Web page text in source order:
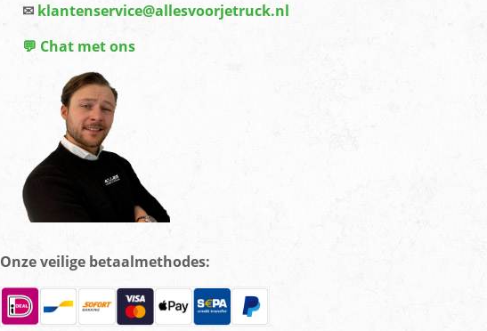
✉ klantenservice@allesvoorjetruck.nl
💬 Chat met ons
Onze veilige betaalmethodes: